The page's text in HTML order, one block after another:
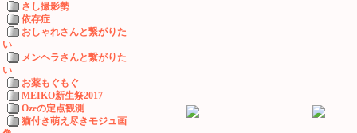
さし撮影勢
依存症
おしゃれさんと繋がりた
い
メンヘラさんと繋がりた
い
お薬もぐもぐ
MEIKO新生祭2017
Ozeの定点観測
猫付き萌え尽きモジュ画